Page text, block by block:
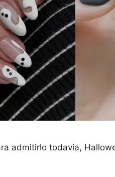
admitirlo todavía,